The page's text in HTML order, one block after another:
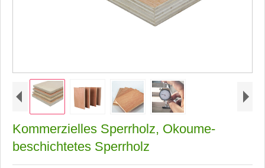
Kommerzielles Sperrholz, Okoume-
beschichtetes Sperrholz